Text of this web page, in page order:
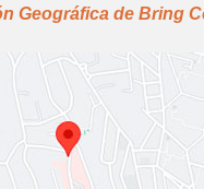
Geográfica de Bring